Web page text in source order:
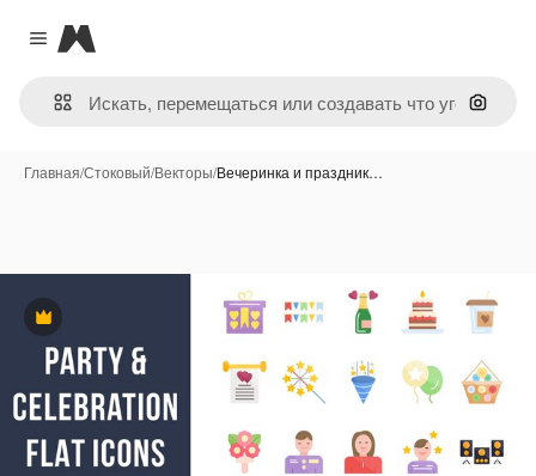
Close menu
Magnific
Поиск
Главная/Стоковый/Векторы/Вечеринка и праздник…
Премиум